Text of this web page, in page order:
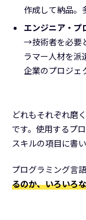
作成して納品。
エンジニア・プ
→技術者を必要
ラマー人材を派
企業のプロジェ
どれもそれぞれ磨
です。使用するプ
スキルの項目に書
プログラミング言
るのか、いろいろ